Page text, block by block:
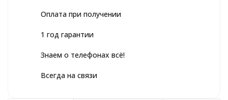
Оплата при получении
1 год гарантии
Знаем о телефонах всё!
Всегда на связи